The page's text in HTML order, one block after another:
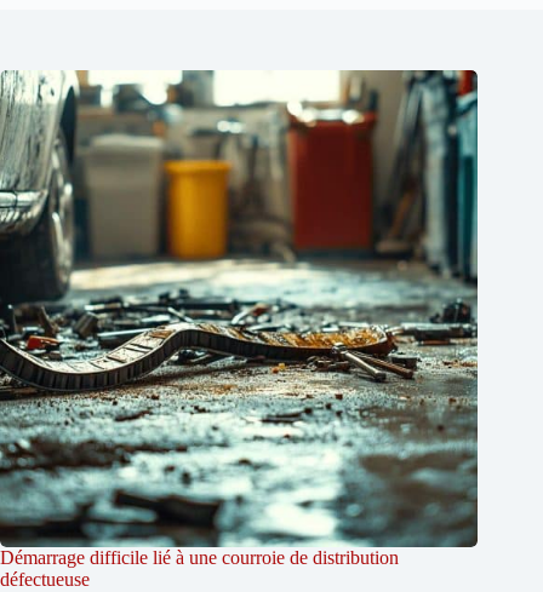
Démarrage difficile lié à une courroie de distribution
défectueuse